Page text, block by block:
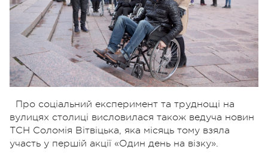
Про соціальний експеримент та труднощі на
вулицях столиці висловилася також ведуча новин
ТСН Соломія Вітвіцька, яка місяць тому взяла
участь у першій акції «Один день на візку».